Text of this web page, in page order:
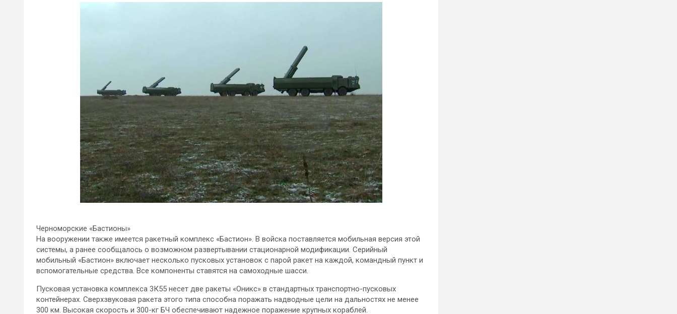
Черноморские «Бастионы»
На вооружении также имеется ракетный комплекс «Бастион». В войска поставляется мобильная версия этой
системы, а ранее сообщалось о возможном развертывании стационарной модификации. Серийный
мобильный «Бастион» включает несколько пусковых установок с парой ракет на каждой, командный пункт и
вспомогательные средства. Все компоненты ставятся на самоходные шасси.
Пусковая установка комплекса 3К55 несет две ракеты «Оникс» в стандартных транспортно-пусковых
контейнерах. Сверхзвуковая ракета этого типа способна поражать надводные цели на дальностях не менее
300 км. Высокая скорость и 300-кг БЧ обеспечивают надежное поражение крупных кораблей.